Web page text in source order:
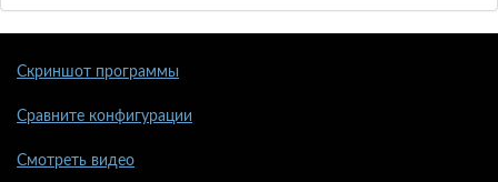
Скриншот программы
Сравните конфигурации
Смотреть видео